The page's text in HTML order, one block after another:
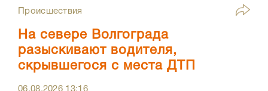
Происшествия
На севере Волгограда
разыскивают водителя,
скрывшегося с места ДТП